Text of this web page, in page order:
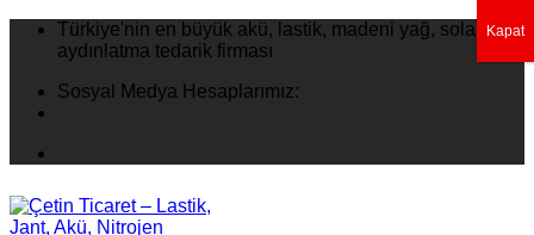
İçeriğeTürkiye'nin en büyük akü, lastik, madeni yağ, solar
aydınlatma tedarik firması
Sosyal Medya Hesaplarımız:
Kapat